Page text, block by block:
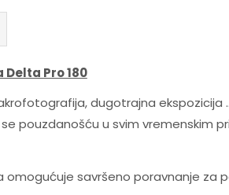
Pro 180
dugotrajna
se pouzdanošću u svim vremenskim
omogućuje savršeno poravnanje za